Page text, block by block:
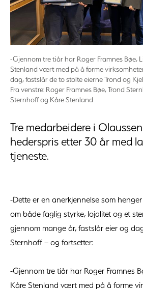
-Gjennom tre tiår har Roger Framnes Bøe,
Stenland vært med på å forme
dag, fastslår de to stolte eierne Trond og
Fra venstre: Roger Framnes Bøe, Trond
Sternhoff og Kåre Stenland
Tre medarbeidere i
hederspris etter 30 år med
tjeneste.
-Dette er en anerkjennelse som
om både faglig styrke, lojalitet og et
gjennom mange år, fastslår eier og
Sternhoff – og fortsetter:
-Gjennom tre tiår har Roger Framnes
Kåre Stenland vært med på å forme